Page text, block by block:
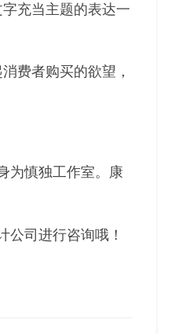
充当主题的表达一
费者购买的欲望，
为慎独工作室。康
司进行咨询哦！